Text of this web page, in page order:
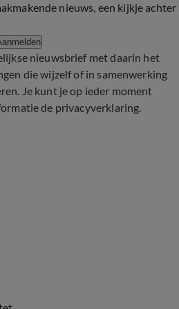
nieuws, een kijkje achter
nieuwsbrief met daarin het
die wijzelf of in samenwerking
Je kunt je op ieder moment
de privacyverklaring.